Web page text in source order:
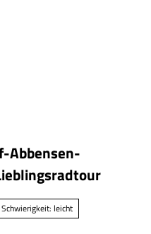
Abbensen-
Schwierigkeit: leicht